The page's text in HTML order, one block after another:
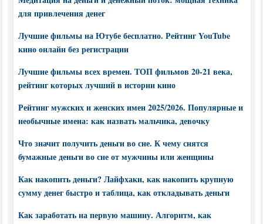
для привлечения денег
Лучшие фильмы на Ютубе бесплатно. Рейтинг YouTube
кино онлайн без регистрации
Лучшие фильмы всех времен. ТОП фильмов 20-21 века,
рейтинг которых лучший в истории кино
Рейтинг мужских и женских имен 2025/2026. Популярные и
необычные имена: как назвать мальчика, девочку
Что значит получить деньги во сне. К чему снятся
бумажные деньги во сне от мужчины или женщины
Как накопить деньги? Лайфхаки, как накопить крупную
сумму денег быстро и таблица, как откладывать деньги
Как заработать на первую машину. Алгоритм, как